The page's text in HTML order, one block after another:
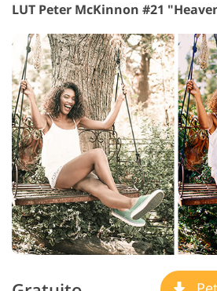
LUT Peter McKinnon #21